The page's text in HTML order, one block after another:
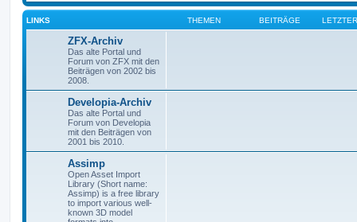
LINKS THEMEN BEITRÄGE
ZFX-Archiv
Das alte Portal und
Forum von ZFX mit den
Beiträgen von 2002 bis
2008.
Developia-Archiv
Das alte Portal und
Forum von Developia
mit den Beiträgen von
2001 bis 2010.
Assimp
Open Asset Import
Library (Short name:
Assimp) is a free library
to import various well-
known 3D model